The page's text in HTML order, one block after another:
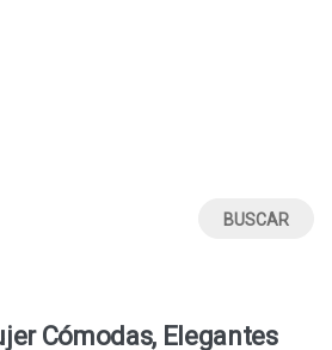
Cómodas, Elegantes